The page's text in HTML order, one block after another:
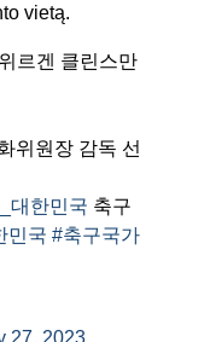
vietą.
르겐 클린스만
위원장 감독 선
대한민국 축구
민국 #축구국가
27, 2023